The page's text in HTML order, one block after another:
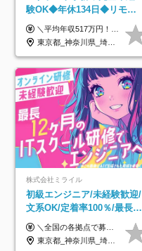
験OK◆年休134日◆リモー
トOK◆残業月7h以下◆賞与
年3回◆5年目まで必ず昇給
＼平均年収517万円！入社5年目まで毎年必ず昇給／ ■賞与年3回 ■年収800万円以上も可 ■入社3年以上の平均年収469.2万円 月給23万2000円以上＋賞与年3回＋各種手当 ☆入社5年目まで最大1万5000円の定期昇給を確約 ┃各種手当充実 ・規定の資格を取得すれば、2000円～5万円を毎月支給（2万4000円～60万円／年） ・研修中に取得した取得率95％の資格でも研修後の給料UP ※月給は年齢・経験・能力を考慮して、優遇いたします ※上記月給金額は固定残業代（20時間/3万1300円円以上）を含み、超過分は別途支給いたします ※試用期間（6ヶ月）は月給に変動はありますが、その他待遇に差異はありません ├入社後1ヶ月～3ヶ月間は、月給20万1900円となります └上記金額は固定残業代（10時間／1万6000円）を含み、超過分は別途支給いたします
東京都_神奈川県_埼玉県_千葉県_大阪府_愛知県_北海道_青森県_岩手県_宮城県_秋田県_山形県_福島県_茨城県_栃木県_群馬県_新潟県_山梨県_長野県_富山県_石川県_福井県_静岡県_岐阜県_三重県_兵庫県_京都府_滋賀県_奈良県_和歌山県_広島県_岡山県_鳥取県_島根県_山口県_徳島県_香川県_愛媛県_高知県_福岡県_熊本県_佐賀県_長崎県_大分県_宮崎県_鹿児島県_沖縄県
株式会社ミライル
初級エンジニア/未経験歓迎/
文系OK/定着率100％/最長1
年の自社ITスクール研修あ
り/年休130日
＼全国の各拠点で募集中！／ 給与は以下の通り、勤務地により異なります。 札幌：月給23万円～27万円 仙台：月給22万円～26万円 新潟：月給22万円～26万円 東京：月給26万円～30万円 大阪：月給24万円～29万円 福岡：月給23.5万円～27万円 沖縄：月給21万円～26万円 ◎給与は知識や経験を考慮して決定します。 ◎残業は別途全額支給します。 ◎試用期間12カ月あり（給与は以下の通りです。その他条件に変更はありません） （試用期間の給与） 札幌：月給18.6万円～ 仙台：月給19万円～ 新潟：月給18万円～ 東京：月給22万円～ 大阪：月給20.8万円～ 福岡：月給19万円～ 沖縄：月給18万円～
東京都_神奈川県_埼玉県_千葉県_大阪府_愛知県_北海道_青森県_岩手県_宮城県_秋田県_山形県_福島県_茨城県_栃木県_群馬県_新潟県_山梨県_長野県_富山県_石川県_福井県_静岡県_岐阜県_三重県_兵庫県_京都府_滋賀県_奈良県_和歌山県_広島県_岡山県_鳥取県_島根県_山口県_徳島県_香川県_愛媛県_高知県_福岡県_熊本県_佐賀県_長崎県_大分県_宮崎県_鹿児島県_沖縄県